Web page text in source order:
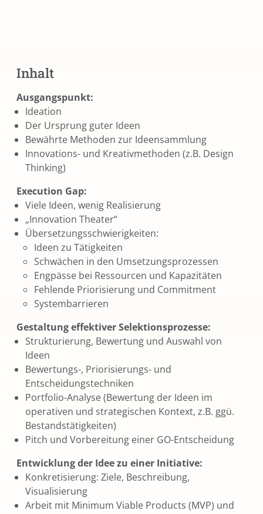
Inhalt
Ausgangspunkt:
Ideation
Der Ursprung guter Ideen
Bewährte Methoden zur Ideensammlung
Innovations- und Kreativmethoden (z.B. Design
Thinking)
Execution Gap:
Viele Ideen, wenig Realisierung
„Innovation Theater“
Übersetzungsschwierigkeiten:
Ideen zu Tätigkeiten
Schwächen in den Umsetzungsprozessen
Engpässe bei Ressourcen und Kapazitäten
Fehlende Priorisierung und Commitment
Systembarrieren
Gestaltung effektiver Selektionsprozesse:
Strukturierung, Bewertung und Auswahl von
Ideen
Bewertungs-, Priorisierungs- und
Entscheidungstechniken
Portfolio-Analyse (Bewertung der Ideen im
operativen und strategischen Kontext, z.B. ggü.
Bestandstätigkeiten)
Pitch und Vorbereitung einer GO-Entscheidung
Entwicklung der Idee zu einer Initiative:
Konkretisierung: Ziele, Beschreibung,
Visualisierung
Arbeit mit Minimum Viable Products (MVP) und